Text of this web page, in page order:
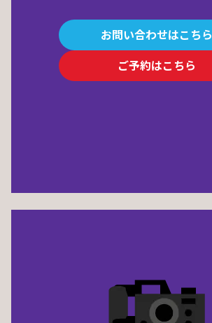
お問い合わせはこちら
ご予約はこちら